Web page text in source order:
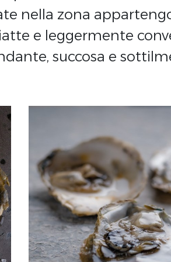
nella zona
e leggermente
succosa e